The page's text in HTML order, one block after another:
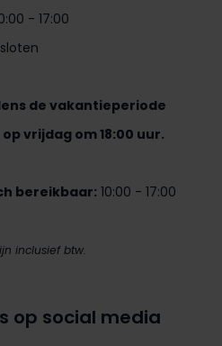
- 17:00
de vakantieperiode
vrijdag om 18:00 uur.
bereikbaar: 10:00 - 17:00
inclusief btw.
op social media